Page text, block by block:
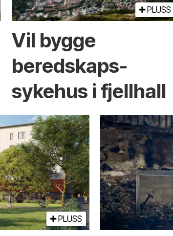
PLUSS
Vil bygge
beredskaps­
sykehus i fjellhall
PLUSS